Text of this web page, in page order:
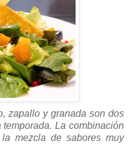
zapallo y granada son dos
La combinación
mezcla de sabores muy